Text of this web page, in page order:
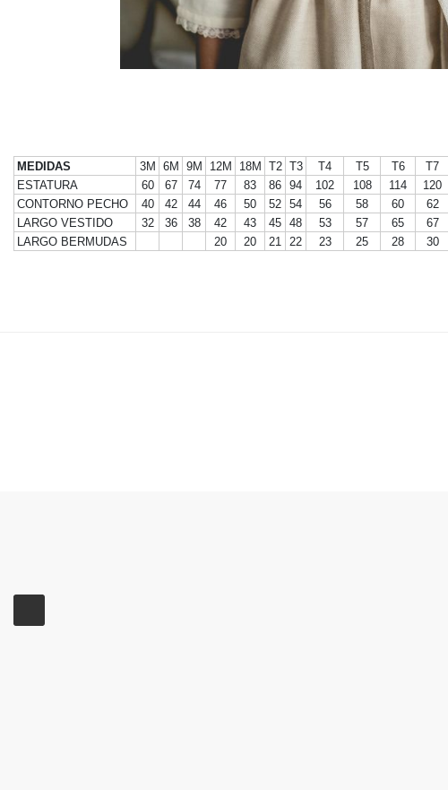
MEDIDAS 3M 6M 9M 12M 18M T2 T3 T4 T5 T6 T7
ESTATURA
60 67 74 77 83 86 94 102 108 114 120
CONTORNO PECHO
40 42 44 46 50 52 54 56 58 60 62
LARGO VESTIDO
32 36 38 42 43 45 48 53 57 65 67
LARGO BERMUDAS
20 20 21 22 23 25 28 30